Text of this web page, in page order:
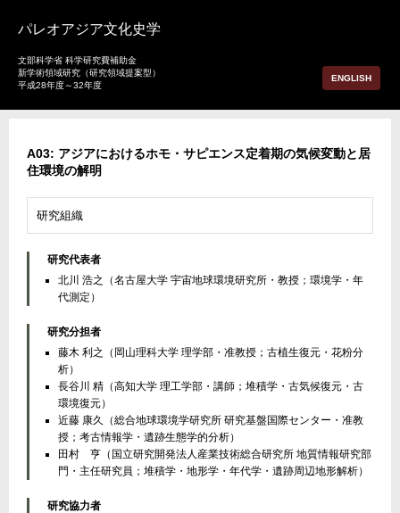
パレオアジア文化史学
文部科学省 科学研究費補助金
新学術領域研究（研究領域提案型）
平成28年度～32年度
ENGLISH
A03: アジアにおけるホモ・サピエンス定着期の気候変動と居
住環境の解明
研究組織
研究代表者
北川 浩之（名古屋大学 宇宙地球環境研究所・教授；環境学・年
代測定）
研究分担者
藤木 利之（岡山理科大学 理学部・准教授；古植生復元・花粉分
析）
長谷川 精（高知大学 理工学部・講師；堆積学・古気候復元・古
環境復元）
近藤 康久（総合地球環境学研究所 研究基盤国際センター・准教
授；考古情報学・遺跡生態学的分析）
田村 亨（国立研究開発法人産業技術総合研究所 地質情報研究部
門・主任研究員；堆積学・地形学・年代学・遺跡周辺地形解析）
研究協力者